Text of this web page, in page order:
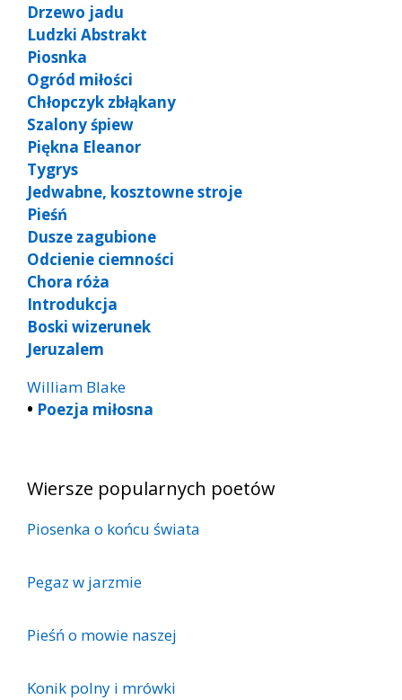
Drzewo jadu
Ludzki Abstrakt
Piosnka
Ogród miłości
Chłopczyk zbłąkany
Szalony śpiew
Piękna Eleanor
Tygrys
Jedwabne, kosztowne stroje
Pieśń
Dusze zagubione
Odcienie ciemności
Chora róża
Introdukcja
Boski wizerunek
Jeruzalem
William Blake
• Poezja miłosna
Wiersze popularnych poetów
Piosenka o końcu świata
Pegaz w jarzmie
Pieśń o mowie naszej
Konik polny i mrówki